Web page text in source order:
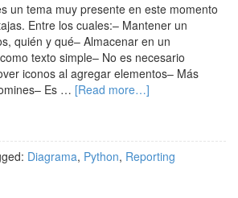
un tema muy presente en este momento
Entre los cuales:– Mantener un
quién y qué– Almacenar en un
texto simple– No es necesario
iconos al agregar elementos– Más
Es … [Read more…]
Diagrama, Python, Reporting